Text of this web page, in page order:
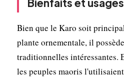
Bienfaits et usages
Bien que le Karo soit
plante ornementale, il
traditionnelles intéressantes.
les peuples maoris